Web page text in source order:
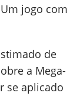
jogo com
de
a Mega-
se aplicado